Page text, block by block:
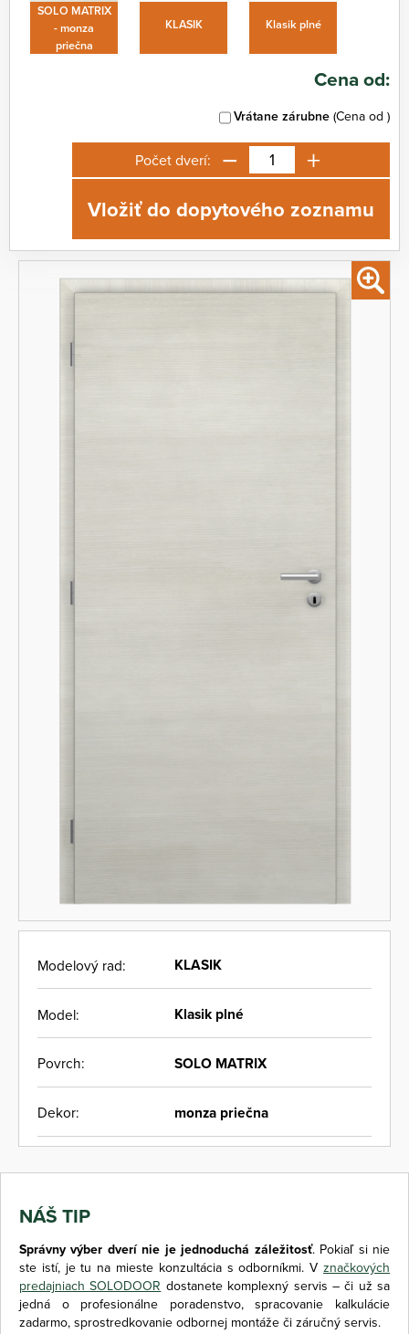
SOLO MATRIX
- monza
priečna
KLASIK Klasik plné
Cena od:
Vrátane zárubne (Cena od )
Počet dverí: − +
Vložiť do dopytového zoznamu
Modelový rad: KLASIK
Model: Klasik plné
Povrch: SOLO MATRIX
Dekor: monza priečna
NÁŠ TIP
Správny výber dverí nie je jednoduchá záležitosť. Pokiaľ si nie
ste istí, je tu na mieste konzultácia s odborníkmi. V značkových
predajniach SOLODOOR dostanete komplexný servis – či už sa
jedná o profesionálne poradenstvo, spracovanie kalkulácie
zadarmo, sprostredkovanie odbornej montáže či záručný servis.